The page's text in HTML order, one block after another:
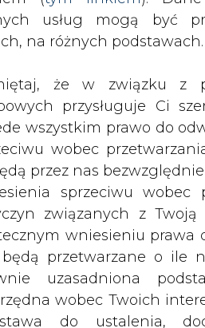
na różnych podstawach.
przysługuje Ci
wszystkim prawo do
wobec
przez nas
sprzeciwu wobec
związanych z
wniesieniu prawa
przetwarzane o ile
uzasadniona
wobec Twoich
do ustalenia,
Twoje dane nie
Reader.
Artykuł powstał
inteligencji.
publikacji do
PODPIS